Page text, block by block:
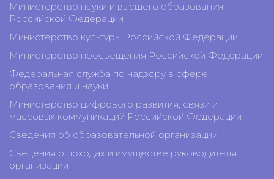
Министерство науки и высшего образования
Российской Федерации
Министерство культуры Российской Федерации
Министерство просвещения Российской Федерации
Федеральная служба по надзору в сфере
образования и науки
Министерство цифрового развития, связи и
массовых коммуникаций Российской Федерации
Сведения об образовательной организации
Сведения о доходах и имуществе руководителя
организации